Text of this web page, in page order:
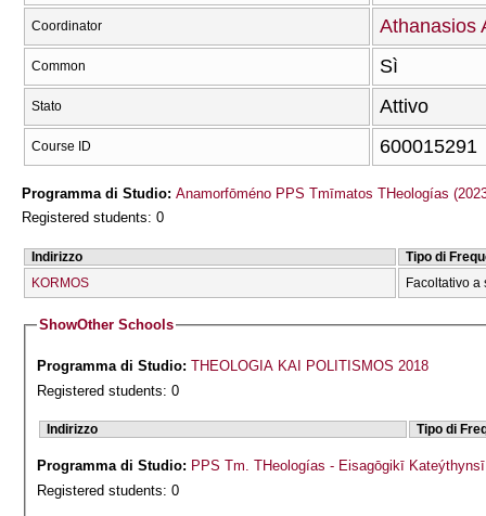
Coordinator Athanasios
Common Sì
Stato Attivo
Course ID 600015291
Programma di Studio: Anamorfōméno PPS Tmīmatos THeologías
Registered students: 0
Indirizzo
Tipo di
KORMOS
Facoltativo a
ShowOther Schools
Programma di Studio:THEOLOGIA KAI POLITISMOS 2018
Registered students: 0
Indirizzo Tipo di
Programma di Studio: PPS Tm. THeologías - Eisagōgikī
Registered students: 0